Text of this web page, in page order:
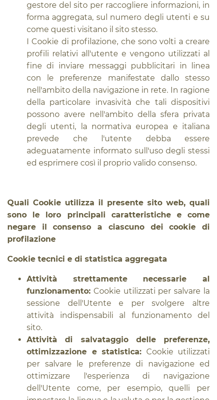
gestore del sito per raccogliere informazioni, in
forma aggregata, sul numero degli utenti e su
come questi visitano il sito stesso.
I Cookie di profilazione, che sono volti a creare
profili relativi all'utente e vengono utilizzati al
fine di inviare messaggi pubblicitari in linea
con le preferenze manifestate dallo stesso
nell'ambito della navigazione in rete. In ragione
della particolare invasività che tali dispositivi
possono avere nell'ambito della sfera privata
degli utenti, la normativa europea e italiana
prevede che l'utente debba essere
adeguatamente informato sull'uso degli stessi
ed esprimere così il proprio valido consenso.
Quali Cookie utilizza il presente sito web, quali
sono le loro principali caratteristiche e come
negare il consenso a ciascuno dei cookie di
profilazione
Cookie tecnici e di statistica aggregata
Attività strettamente necessarie al
funzionamento: Cookie utilizzati per salvare la
sessione dell'Utente e per svolgere altre
attività indispensabili al funzionamento del
sito.
Attività di salvataggio delle preferenze,
ottimizzazione e statistica: Cookie utilizzati
per salvare le preferenze di navigazione ed
ottimizzare l'esperienza di navigazione
dell'Utente come, per esempio, quelli per